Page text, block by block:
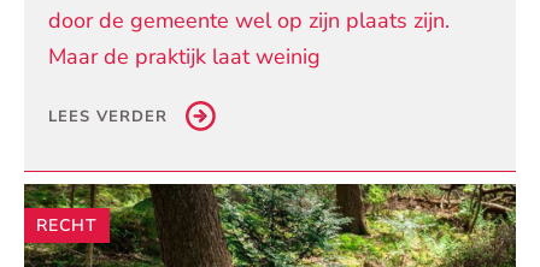
door de gemeente wel op zijn plaats zijn.
Maar de praktijk laat weinig
LEES VERDER
RECHT